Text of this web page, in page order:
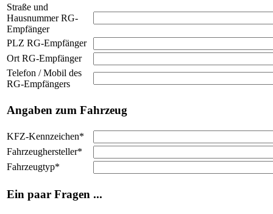
Straße und
Hausnummer RG-
Empfänger
PLZ RG-Empfänger
Ort RG-Empfänger
Telefon / Mobil des
RG-Empfängers
Angaben zum Fahrzeug
KFZ-Kennzeichen*
Fahrzeughersteller*
Fahrzeugtyp*
Ein paar Fragen ...